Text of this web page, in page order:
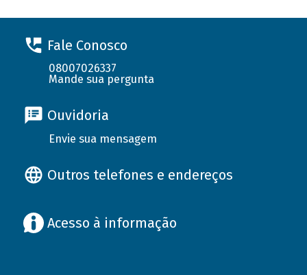
Fale Conosco
08007026337
Mande sua pergunta
Ouvidoria
Envie sua mensagem
Outros telefones e endereços
Acesso à informação